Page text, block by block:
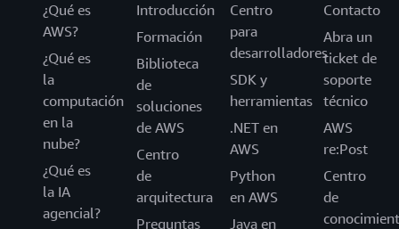
¿Qué es
AWS?
¿Qué es
la
computación
en la
nube?
¿Qué es
la IA
agencial?
Introducción
Formación
Biblioteca
de
soluciones
de AWS
Centro
de
arquitectura
Preguntas
Centro
para
desarrolladores
SDK y
herramientas
.NET en
AWS
Python
en AWS
Java en
Contacto
Abra un
ticket de
soporte
técnico
AWS
re:Post
Centro
de